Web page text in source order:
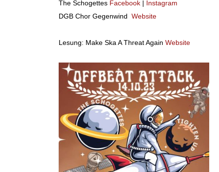
The Schogettes Facebook | Instagram
DGB Chor Gegenwind Website
Lesung: Make Ska A Threat Again Website